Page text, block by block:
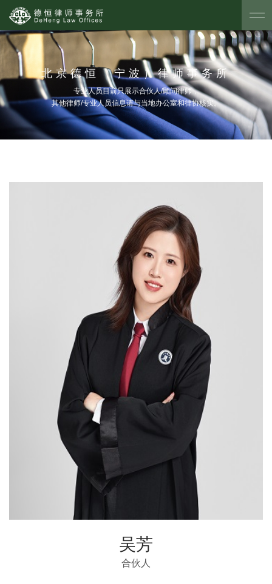
北京德恒（宁波）律师事务所
专业人员目前只展示合伙人/顾问律师，
其他律师/专业人员信息请与当地办公室和律协核实。
吴芳
合伙人